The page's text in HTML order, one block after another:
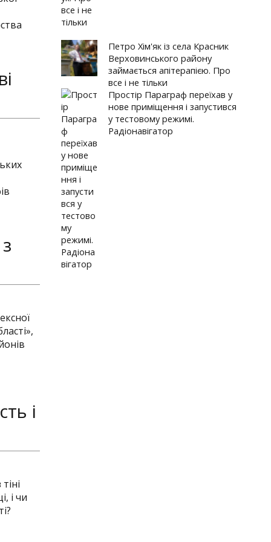
і
і чи
Петро Хім'як із села Красник
Верховинського району
займається апітерапією. Про
все і не тільки
Простір Параграф переїхав у
нове приміщення і запустився
у тестовому режимі.
Радіонавігатор